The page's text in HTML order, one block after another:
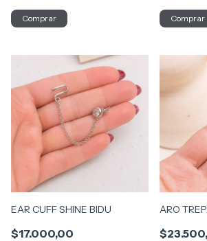
EAR CUFF SHINE BIDU
$17.000,00
ARO